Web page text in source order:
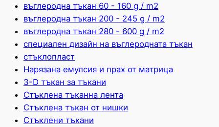
въглеродна тъкан 60 - 160 g / m2
въглеродна тъкан 200 - 245 g / m2
въглеродна тъкан 280 - 600 g / m2
специален дизайн на въглеродната тъкан
стъклопласт
Нарязана емулсия и прах от матрица
3-D тъкан за тъкани
Стъклена тъканна лента
Стъклена тъкан от нишки
Стъклени тъкани